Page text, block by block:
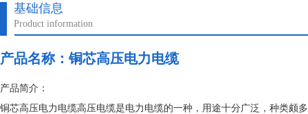
基础信息
Product information
产品名称： 铜芯高压电力电缆
产品简介：
铜芯高压电力电缆高压电缆是电力电缆的一种，用途十分广泛，种类颇